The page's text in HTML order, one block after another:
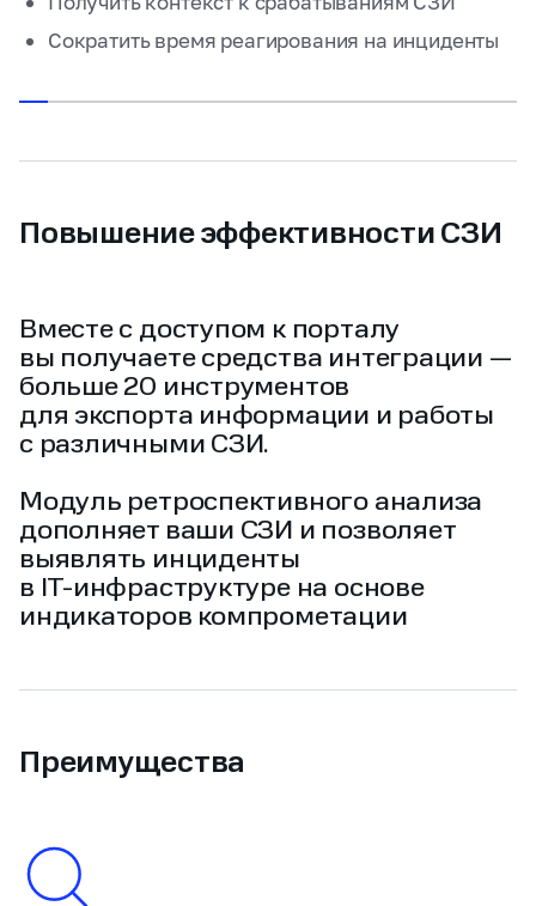
Сократить время реагирования на инциденты
злоумышленники
злоумышленники
Сократить время реагирования на инциденты
Повышение эффективности СЗИ
Вместе с доступом к порталу
вы получаете средства интеграции —
больше 20 инструментов
для экспорта информации и работы
с различными СЗИ.
Модуль ретроспективного анализа
дополняет ваши СЗИ и позволяет
выявлять инциденты
в IT‑инфраструктуре на основе
индикаторов компрометации
Преимущества